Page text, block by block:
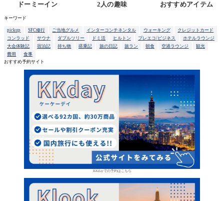
ドーミーイン 2人の趣味 おすすめアイテム
キーワード
pickup SFC修行 ご当地グルメ インターコンチネンタル ウォーキング
クレジットカード
コンラッド
サウナ ダブルツリー ドミ活 ヒルトン プレエコ/ビジネス
ホテルラウンジ
大会体験記
宿泊記 持ち物 搭乗記 旅の日記 旅ラン 朝食 空港ラウンジ
観光
費用
食事
おすすめ予約サイト
KKdayでの予約はこちら